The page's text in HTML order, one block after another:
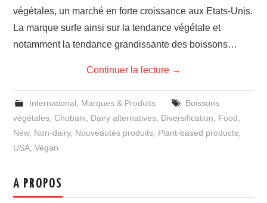
végétales, un marché en forte croissance aux Etats-Unis.
La marque surfe ainsi sur la tendance végétale et
notamment la tendance grandissante des boissons…
Continuer la lecture →
International Marques & Produits
Boissons
végétales ,Chobani Dairy alternatives Diversification Food
New, Non-dairy, Nouveautés produits Plant-based products
USA ,Vegan
A PROPOS